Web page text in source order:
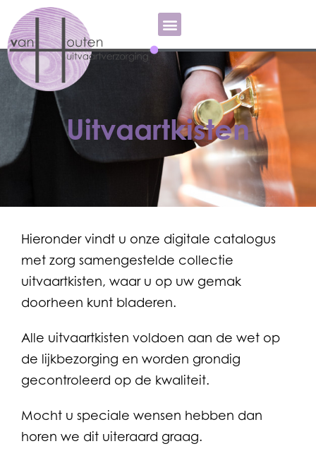
Uitvaartkisten
Hieronder vindt u onze digitale catalogus
met zorg samengestelde collectie
uitvaartkisten, waar u op uw gemak
doorheen kunt bladeren.
Alle uitvaartkisten voldoen aan de wet op
de lijkbezorging en worden grondig
gecontroleerd op de kwaliteit.
Mocht u speciale wensen hebben dan
horen we dit uiteraard graag.